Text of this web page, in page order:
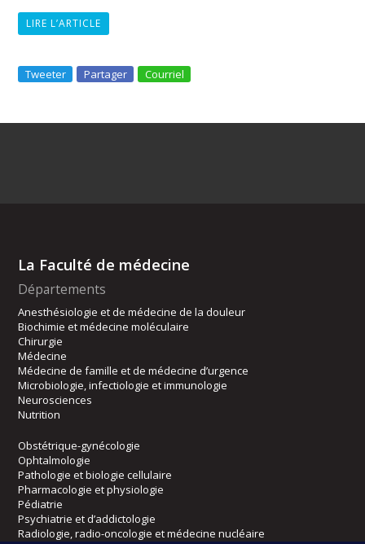
LIRE L’ARTICLE
Tweeter Partager Courriel
La Faculté de médecine
Départements
Anesthésiologie et de médecine de la douleur
Biochimie et médecine moléculaire
Chirurgie
Médecine
Médecine de famille et de médecine d’urgence
Microbiologie, infectiologie et immunologie
Neurosciences
Nutrition
Obstétrique-gynécologie
Ophtalmologie
Pathologie et biologie cellulaire
Pharmacologie et physiologie
Pédiatrie
Psychiatrie et d’addictologie
Radiologie, radio-oncologie et médecine nucléaire